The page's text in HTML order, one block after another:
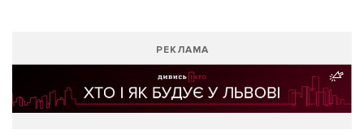
РЕКЛАМА